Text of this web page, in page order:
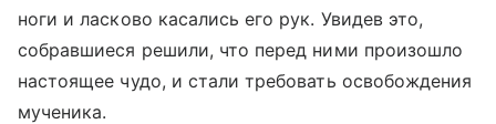
ноги и ласково касались его рук. Увидев это,
собравшиеся решили, что перед ними произошло
настоящее чудо, и стали требовать освобождения
мученика.